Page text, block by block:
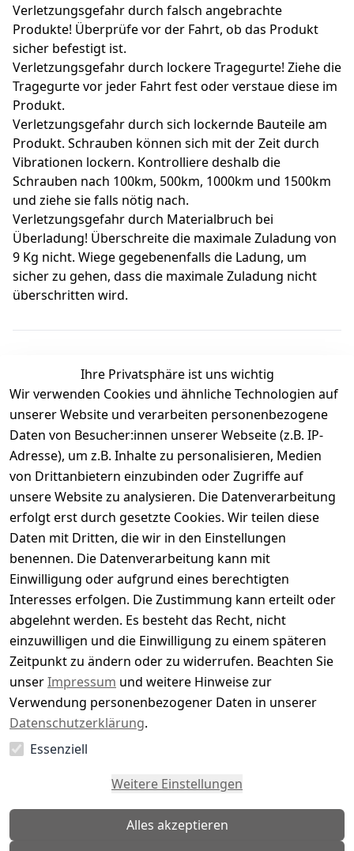
Verletzungsgefahr durch falsch angebrachte
Produkte! Überprüfe vor der Fahrt, ob das Produkt
sicher befestigt ist.
Verletzungsgefahr durch lockere Tragegurte! Ziehe die
Tragegurte vor jeder Fahrt fest oder verstaue diese im
Produkt.
Verletzungsgefahr durch sich lockernde Bauteile am
Produkt. Schrauben können sich mit der Zeit durch
Vibrationen lockern. Kontrolliere deshalb die
Schrauben nach 100km, 500km, 1000km und 1500km
und ziehe sie falls nötig nach.
Verletzungsgefahr durch Materialbruch bei
Überladung! Überschreite die maximale Zuladung von
9 Kg nicht. Wiege gegebenenfalls die Ladung, um
sicher zu gehen, dass die maximale Zuladung nicht
überschritten wird.
Kundenbewertungen
Durchschnittliche Bewertung
0
Basierend auf 0 Bewertung(en)
Bewertung abgeben
5
( 0 )
4
( 0 )
3
( 0 )
2
( 0 )
1
( 0 )
Es hat noch niemand eine Bewertung für diesen
Artikel abgegeben
Ihre Privatsphäre ist uns wichtig
Wir verwenden Cookies und ähnliche Technologien auf
unserer Website und verarbeiten personenbezogene
Daten von Besucher:innen unserer Webseite (z.B. IP-
Adresse), um z.B. Inhalte zu personalisieren, Medien
von Drittanbietern einzubinden oder Zugriffe auf
unsere Website zu analysieren. Die Datenverarbeitung
erfolgt erst durch gesetzte Cookies. Wir teilen diese
Daten mit Dritten, die wir in den Einstellungen
benennen. Die Datenverarbeitung kann mit
Einwilligung oder aufgrund eines berechtigten
Interesses erfolgen. Die Zustimmung kann erteilt oder
abgelehnt werden. Es besteht das Recht, nicht
einzuwilligen und die Einwilligung zu einem späteren
Zeitpunkt zu ändern oder zu widerrufen. Beachten Sie
unserImpressum und weitere Hinweise zur
Verwendung personenbezogener Daten in unserer
Datenschutzerklärung.
Essenziell
Weitere Einstellungen
Alles akzeptieren